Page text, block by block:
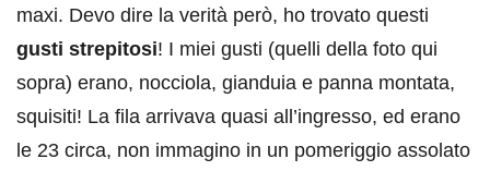
maxi. Devo dire la verità però, ho trovato questi
gusti strepitosi! I miei gusti (quelli della foto qui
sopra) erano, nocciola, gianduia e panna montata,
squisiti! La fila arrivava quasi all’ingresso, ed erano
le 23 circa, non immagino in un pomeriggio assolato